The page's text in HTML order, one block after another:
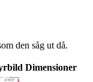
den såg ut då.
Dimensioner